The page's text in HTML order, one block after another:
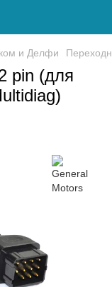
и Делфи
pin (для